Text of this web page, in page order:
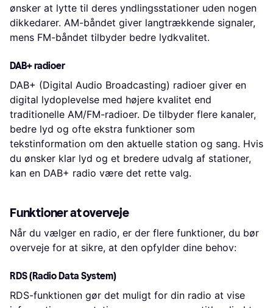
ønsker at lytte til deres yndlingsstationer uden nogen
dikkedarer. AM-båndet giver langtrækkende signaler,
mens FM-båndet tilbyder bedre lydkvalitet.
DAB+ radioer
DAB+ (Digital Audio Broadcasting) radioer giver en
digital lydoplevelse med højere kvalitet end
traditionelle AM/FM-radioer. De tilbyder flere kanaler,
bedre lyd og ofte ekstra funktioner som
tekstinformation om den aktuelle station og sang. Hvis
du ønsker klar lyd og et bredere udvalg af stationer,
kan en DAB+ radio være det rette valg.
Funktioner at overveje
Når du vælger en radio, er der flere funktioner, du bør
overveje for at sikre, at den opfylder dine behov:
RDS (Radio Data System)
RDS-funktionen gør det muligt for din radio at vise